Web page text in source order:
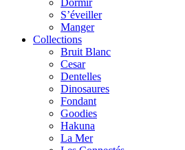
Dormir
S’éveiller
Manger
Collections
Bruit Blanc
Cesar
Dentelles
Dinosaures
Fondant
Goodies
Hakuna
La Mer